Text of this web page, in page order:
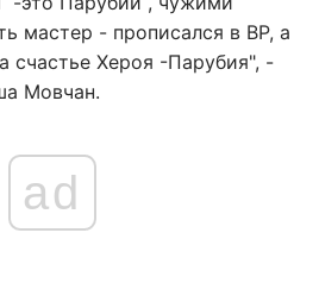
мастер - прописался в ВР, а
счастье Хероя -Парубия", -
Мовчан.
ad